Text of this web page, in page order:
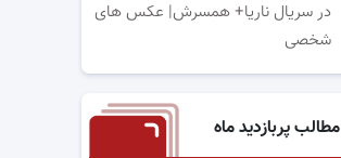
در سریال ناریا+ همسرش| عکس های
شخصی
مطالب پربازدید ماه